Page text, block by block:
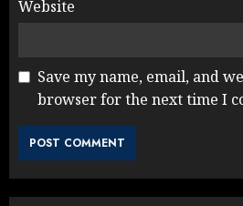
Website
Save my name, email, and
browser for the next time I
NEET